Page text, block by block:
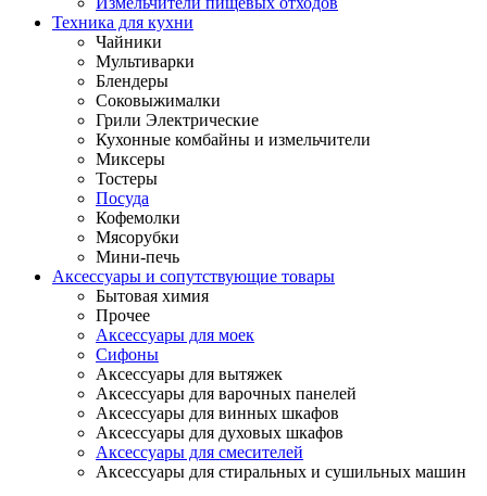
Техника для кухни
Чайники
Мультиварки
Блендеры
Соковыжималки
Грили Электрические
Кухонные комбайны и измельчители
Миксеры
Тостеры
Посуда
Кофемолки
Мясорубки
Мини-печь
Аксессуары и сопутствующие товары
Бытовая химия
Прочее
Аксессуары для моек
Сифоны
Аксессуары для вытяжек
Аксессуары для варочных панелей
Аксессуары для винных шкафов
Аксессуары для духовых шкафов
Аксессуары для смесителей
Аксессуары для стиральных и сушильных машин